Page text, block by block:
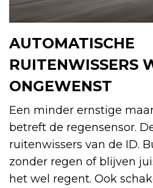
AUTOMATISCHE
RUITENWISSERS
ONGEWENST
Een minder ernstige
betreft de regensensor.
ruitenwissers van de ID.
zonder regen of blijven
het wel regent. Ook